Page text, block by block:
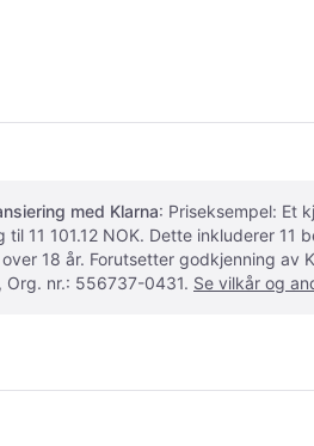
med Klarna: Priseksempel: Et
11 101.12 NOK. Dette inkluderer
18 år. Forutsetter godkjenning av
Org. nr.: 556737-0431. Se vilkår og